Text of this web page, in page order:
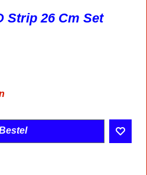
Strip 26 Cm Set